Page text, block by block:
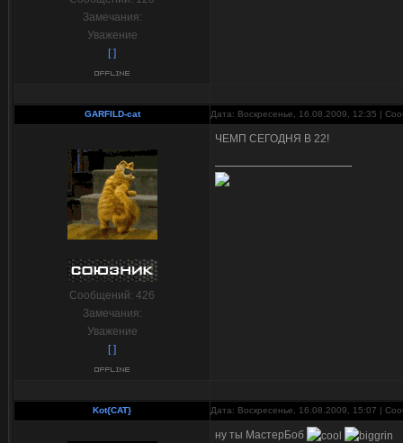
Замечания:
Уважение
[ ]
GARFILD-cat Дата: Воскресенье, 16.08.2009, 12:35 |
Сообщений: 426
Замечания:
Уважение
[ ]
ЧЕМП СЕГОДНЯ В 22!
Kot{CAT} Дата: Воскресенье, 16.08.2009, 15:07 |
ну ты МастерБоб